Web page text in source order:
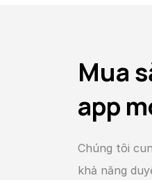
Mua
app
Chúng tôi
khả năng